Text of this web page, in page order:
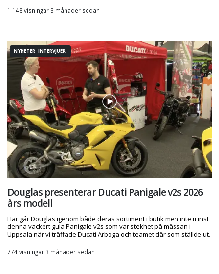
1 148 visningar 3 månader sedan
NYHETER INTERVJUER
Douglas presenterar Ducati Panigale v2s 2026
års modell
Här går Douglas igenom både deras sortiment i butik men inte minst
denna vackert gula Panigale v2s som var stekhet på mässan i
Uppsala när vi träffade Ducati Arboga och teamet där som ställde ut.
774 visningar 3 månader sedan